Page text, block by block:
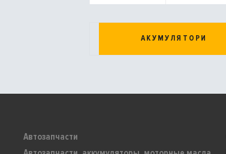
АКУМУЛЯТОРИ
Автозапчасти